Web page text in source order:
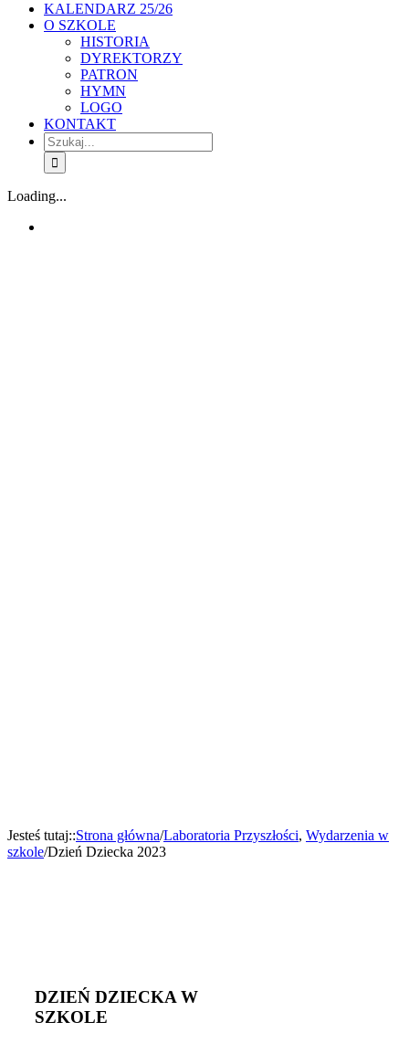
KALENDARZ 25/26
O SZKOLE
HISTORIA
DYREKTORZY
PATRON
HYMN
LOGO
KONTAKT
Szukaj
Loading...
Jesteś tutaj::Strona główna/Laboratoria Przyszłości, Wydarzenia w
szkole/Dzień Dziecka 2023
DZIEŃ DZIECKA W
SZKOLE